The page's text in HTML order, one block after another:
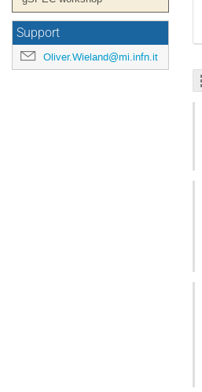
Support
Oliver.Wieland@mi.infn.it